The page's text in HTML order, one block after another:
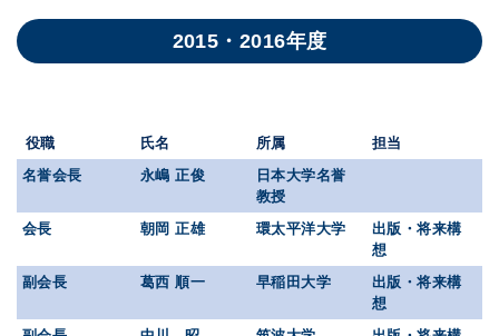
2015・2016年度
役職 氏名 所属
担当
名誉会長
永嶋 正俊
日本大学名誉
教授
会長
朝岡 正雄 環太平洋大学
出版・将来構
想
副会長
葛西 順一 早稲田大学
出版・将来構
想